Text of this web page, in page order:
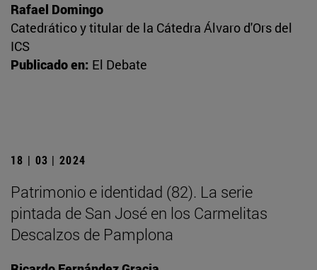
Rafael Domingo
Catedrático y titular de la Cátedra Álvaro d'Ors del
ICS
Publicado en: El Debate
18 | 03 | 2024
Patrimonio e identidad (82). La serie
pintada de San José en los Carmelitas
Descalzos de Pamplona